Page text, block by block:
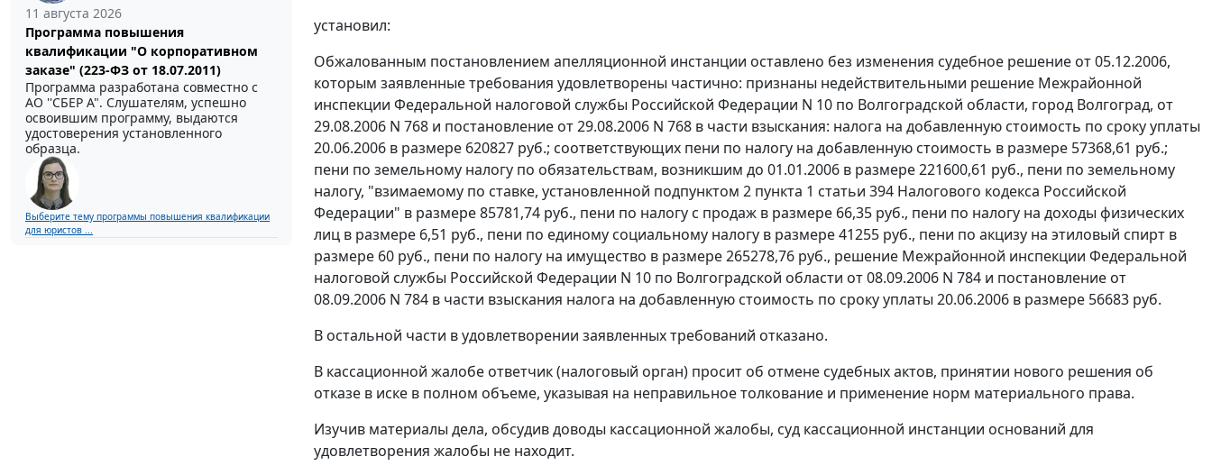
11 августа 2026
Программа повышения
квалификации "О корпоративном
заказе" (223-ФЗ от 18.07.2011)
Программа разработана совместно с
АО ''СБЕР А". Слушателям, успешно
освоившим программу, выдаются
удостоверения установленного
образца.
Выберите тему программы повышения квалификации
для юристов ...
установил:
Обжалованным постановлением апелляционной инстанции оставлено без изменения судебное решение от 05.12.2006,
которым заявленные требования удовлетворены частично: признаны недействительными решение Межрайонной
инспекции Федеральной налоговой службы Российской Федерации N 10 по Волгоградской области, город Волгоград, от
29.08.2006 N 768 и постановление от 29.08.2006 N 768 в части взыскания: налога на добавленную стоимость по сроку уплаты
20.06.2006 в размере 620827 руб.; соответствующих пени по налогу на добавленную стоимость в размере 57368,61 руб.;
пени по земельному налогу по обязательствам, возникшим до 01.01.2006 в размере 221600,61 руб., пени по земельному
налогу, "взимаемому по ставке, установленной подпунктом 2 пункта 1 статьи 394 Налогового кодекса Российской
Федерации" в размере 85781,74 руб., пени по налогу с продаж в размере 66,35 руб., пени по налогу на доходы физических
лиц в размере 6,51 руб., пени по единому социальному налогу в размере 41255 руб., пени по акцизу на этиловый спирт в
размере 60 руб., пени по налогу на имущество в размере 265278,76 руб., решение Межрайонной инспекции Федеральной
налоговой службы Российской Федерации N 10 по Волгоградской области от 08.09.2006 N 784 и постановление от
08.09.2006 N 784 в части взыскания налога на добавленную стоимость по сроку уплаты 20.06.2006 в размере 56683 руб.
В остальной части в удовлетворении заявленных требований отказано.
В кассационной жалобе ответчик (налоговый орган) просит об отмене судебных актов, принятии нового решения об
отказе в иске в полном объеме, указывая на неправильное толкование и применение норм материального права.
Изучив материалы дела, обсудив доводы кассационной жалобы, суд кассационной инстанции оснований для
удовлетворения жалобы не находит.